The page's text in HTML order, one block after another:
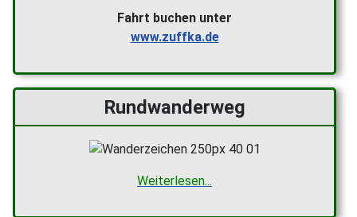
Fahrt buchen unter
www.zuffka.de
Rundwanderweg
Weiterlesen...